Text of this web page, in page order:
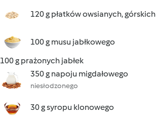
120 g płatków owsianych, górskich
100 g musu jabłkowego
100 g prażonych jabłek
350 g napoju migdałowego
niesłodzonego
30 g syropu klonowego